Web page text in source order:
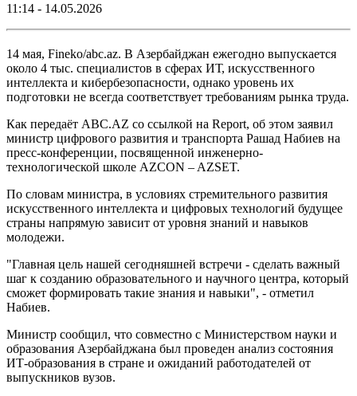
11:14 - 14.05.2026
14 мая, Fineko/abc.az. В Азербайджан ежегодно выпускается
около 4 тыс. специалистов в сферах ИТ, искусственного
интеллекта и кибербезопасности, однако уровень их
подготовки не всегда соответствует требованиям рынка труда.
Как передаёт ABC.AZ со ссылкой на Report, об этом заявил
министр цифрового развития и транспорта Рашад Набиев на
пресс-конференции, посвященной инженерно-
технологической школе AZCON – AZSET.
По словам министра, в условиях стремительного развития
искусственного интеллекта и цифровых технологий будущее
страны напрямую зависит от уровня знаний и навыков
молодежи.
"Главная цель нашей сегодняшней встречи - сделать важный
шаг к созданию образовательного и научного центра, который
сможет формировать такие знания и навыки", - отметил
Набиев.
Министр сообщил, что совместно с Министерством науки и
образования Азербайджана был проведен анализ состояния
ИТ-образования в стране и ожиданий работодателей от
выпускников вузов.